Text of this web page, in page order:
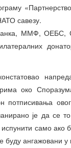
савезу.
ММФ, ОЕБС,
око
потписивања
је да се
само ако
буду ангажовани